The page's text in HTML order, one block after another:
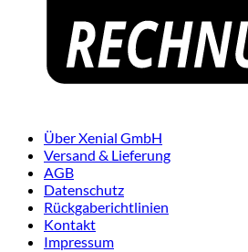
Über Xenial GmbH
Versand & Lieferung
AGB
Datenschutz
Rückgaberichtlinien
Kontakt
Impressum